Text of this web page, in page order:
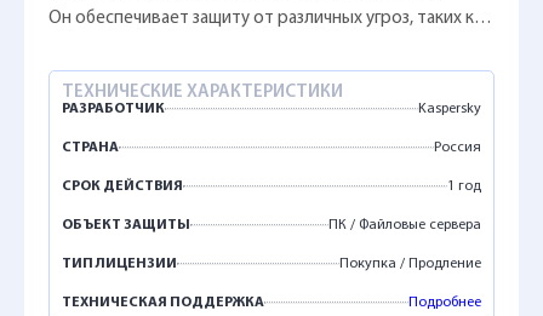
Он обеспечивает защиту от различных угроз, таких как
фишинговые атаки, атаки на сетевые протоколы
и утечка данных.
ТЕХНИЧЕСКИЕ ХАРАКТЕРИСТИКИ
РАЗРАБОТЧИК Kaspersky
СТРАНА Россия
СРОК ДЕЙСТВИЯ 1 год
ОБЪЕКТ ЗАЩИТЫ ПК / Файловые сервера
ТИП ЛИЦЕНЗИИ Покупка / Продление
ТЕХНИЧЕСКАЯ ПОДДЕРЖКА Подробнее